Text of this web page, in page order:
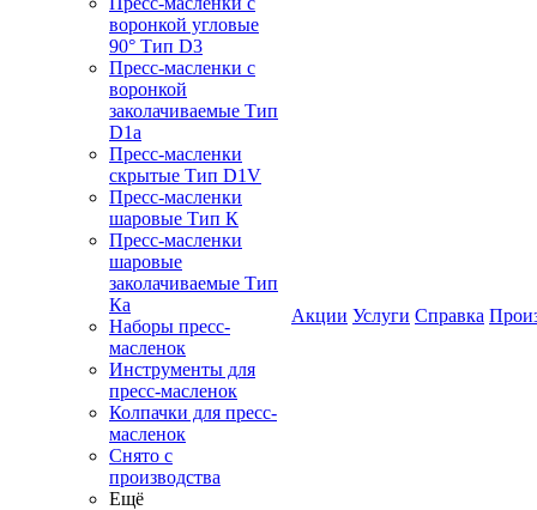
воронкой угловые
90° Тип D3
Пресс-масленки с
воронкой
заколачиваемые Тип
D1a
Пресс-масленки
скрытые Тип D1V
Пресс-масленки
шаровые Тип К
Пресс-масленки
шаровые
заколачиваемые Тип
Кa
Наборы пресс-
масленок
Инструменты для
пресс-масленок
Колпачки для пресс-
масленок
Снято с
производства
Ещё
Акции Услуги Справка